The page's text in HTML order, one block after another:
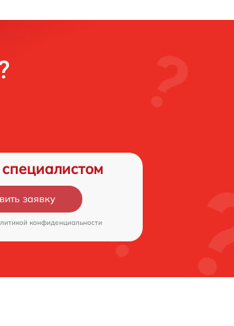
заявку
конфиденциальности